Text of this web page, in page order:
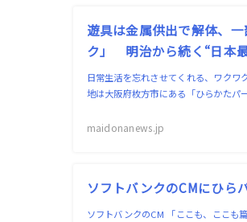
遊具は金属供出で解体、
ク」 明治から続く“日本
日常生活を忘れさせてくれる、ワクワ
地は大阪府枚方市にある「ひらかたパ
maidonanews.jp
ソフトバンクのCMにひら
ソフトバンクのCM 「ここも、ここも